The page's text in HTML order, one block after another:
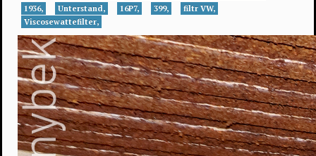
1936,
Unterstand, 16P7, 399,
filtr VW,
Viscosewattefilter,